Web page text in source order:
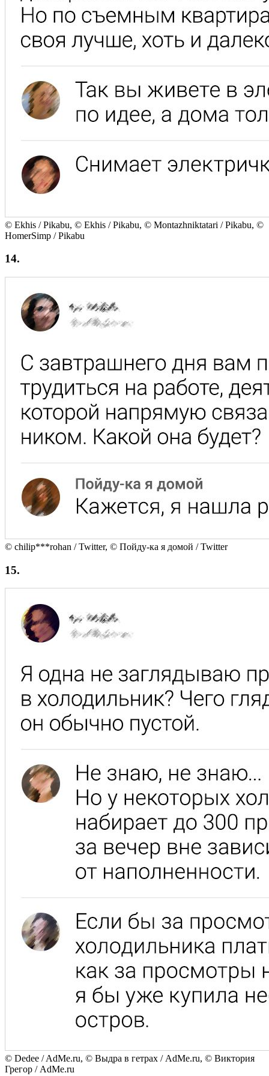
© Ekhis / Pikabu, © Ekhis / Pikabu, © Montazhniktatari / Pikabu, ©
HomerSimp / Pikabu
14.
© chilip***rohan / Twitter, © Пойду-ка я домой / Twitter
15.
© Dedee / AdMe.ru, © Выдра в гетрах / AdMe.ru, © Виктория
Грегор / AdMe.ru